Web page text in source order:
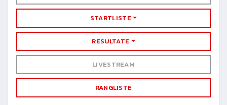
STARTLISTE
RESULTATE
LIVESTREAM
RANGLISTE